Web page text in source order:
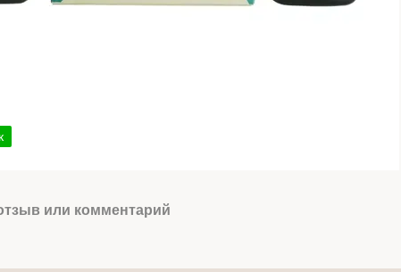
или комментарий